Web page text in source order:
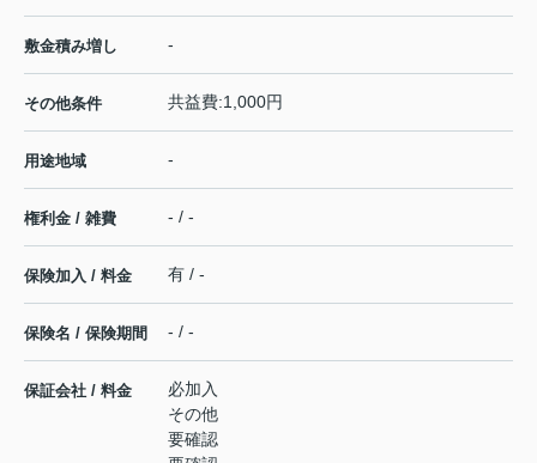
敷金積み増し -
その他条件 共益費:1,000円
用途地域 -
権利金 / 雑費 - / -
保険加入 / 料金 有 / -
保険名 / 保険期間 - / -
保証会社 / 料金
必加入
その他
要確認